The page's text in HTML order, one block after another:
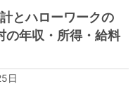
とハローワークの
の年収・所得・給料
日